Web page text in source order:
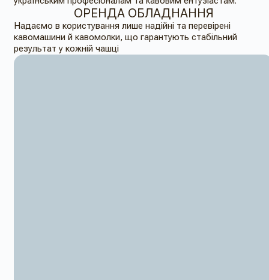
ОРЕНДА ОБЛАДНАННЯ
Надаємо в користування лише надійні та перевірені
кавомашини й кавомолки, що гарантують стабільний
результат у кожній чашці